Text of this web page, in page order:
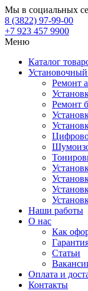
Мы в социальных
8 (3822) 97-99-00
+7 923 457 9900
Меню
Каталог
Ремонт
Ремонт
Наши работы
О нас
Как
Статьи
Оплата и
Контакты